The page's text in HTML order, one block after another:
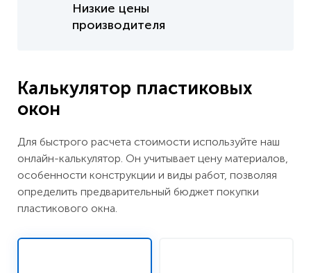
Низкие цены
производителя
Калькулятор пластиковых
окон
Для быстрого расчета стоимости используйте наш
онлайн-калькулятор. Он учитывает цену материалов,
особенности конструкции и виды работ, позволяя
определить предварительный бюджет покупки
пластикового окна.